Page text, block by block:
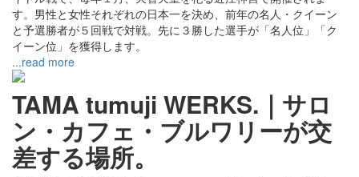
す。男性と女性それぞれの日本一を決め、前年の名人・クイーン
と予選勝者が５回戦で対戦。先に３勝した選手が「名人位」「ク
イーン位」を獲得します。
...read more
TAMA tumuji WERKS.｜サロ
ン・カフェ・ブルワリーが交
差する場所。